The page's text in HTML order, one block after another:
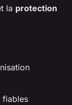
la protection
fiables